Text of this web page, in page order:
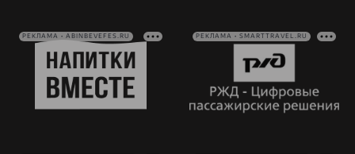
РЕКЛАМА • ABINBEVEFES.RU РЕКЛАМА • SMARTTRAVEL.RU